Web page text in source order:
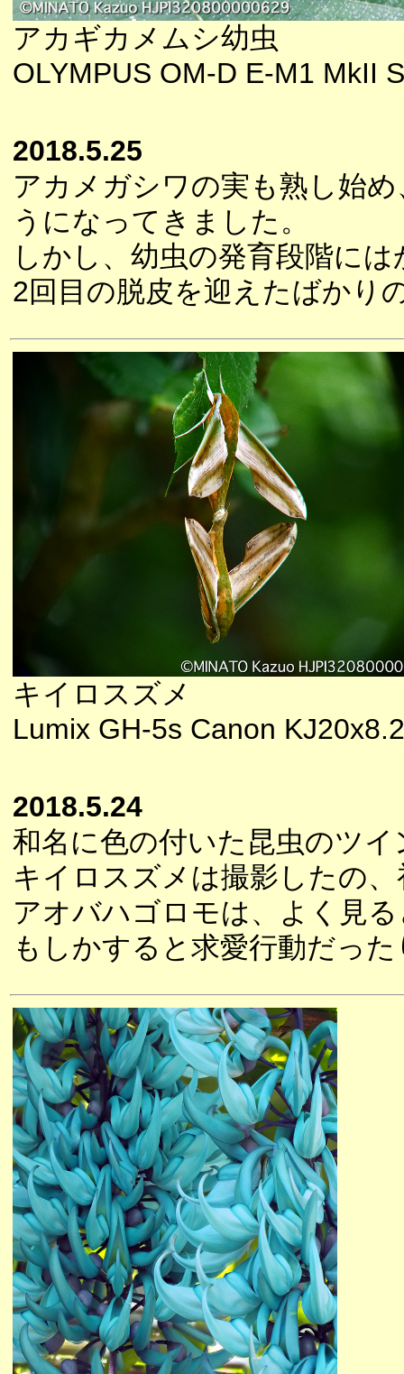
アカギカメムシ幼虫
OLYMPUS OM-D E-M1 MkII
2018.5.25
アカメガシワの実も熟し始
うになってきました。
しかし、幼虫の発育段階に
2回目の脱皮を迎えたばかり
キイロスズメ
Lumix GH-5s Canon
2018.5.24
和名に色の付いた昆虫のツイ
キイロスズメは撮影したの
アオバハゴロモは、よく見
もしかすると求愛行動だっ